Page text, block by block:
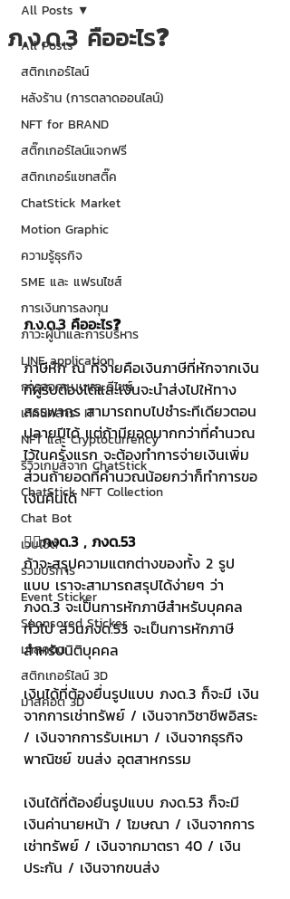
All Posts
สติกเกอร์ไลน์
หลังร้าน (การตลาดออนไลน์)
NFT for BRAND
สติ๊กเกอร์ไลน์แจกฟรี
สติกเกอร์แชทสติ๊ค
ChatStick Market
Motion Graphic
ความรู้ธุรกิจ
SME และ แฟรนไชส์
การเงินการลงทุน
ภาวะผู้นำและการบริหาร
LINE application
การออกแบบและดีไซน์
เทคนิคสาระ IT
NFT และ Cryptocurrency
รีวิวเกมส์จาก ChatStick
ChatStick NFT Collection
Chat Bot
เวบไซต์
รวมบริการ
Event Sticker
Sponsored Sticker
มาสคอต
สติกเกอร์ไลน์ 3D
มาสคอต 3D
All Posts
ภ.ง.ด.3 คืออะไร❓
ภ.ง.ด.3 คืออะไร❓
ภาษีหัก ณ ที่จ่ายคือเงินภาษีที่หักจากเงิน
ที่ผู้รับต้องได้และเงินจะนำส่งไปให้ทาง
สรรพากร สามารถทบไปชำระทีเดียวตอน
ปลายปีได้ แต่ถ้ามียอดมากกว่าที่คำนวณ
ไว้ในครั้งแรก จะต้องทำการจ่ายเงินเพิ่ม
ส่วนถ้ายอดที่คำนวณน้อยกว่าก็ทำการขอ
เงินคืนได้
👉🏻ภงด.3 , ภงด.53
ถ้าจะสรุปความแตกต่างของทั้ง 2 รูป
แบบ เราจะสามารถสรุปได้ง่ายๆ ว่า
ภงด.3 จะเป็นการหักภาษีสำหรับบุคคล
ทั่วไป ส่วนภงด.53 จะเป็นการหักภาษี
สำหรับนิติบุคคล
เงินได้ที่ต้องยื่นรูปแบบ ภงด.3 ก็จะมี เงิน
จากการเช่าทรัพย์ / เงินจากวิชาชีพอิสระ
/ เงินจากการรับเหมา / เงินจากธุรกิจ
พาณิชย์ ขนส่ง อุตสาหกรรม
เงินได้ที่ต้องยื่นรูปแบบ ภงด.53 ก็จะมี
เงินค่านายหน้า / โฆษณา / เงินจากการ
เช่าทรัพย์ / เงินจากมาตรา 40 / เงิน
ประกัน / เงินจากขนส่ง